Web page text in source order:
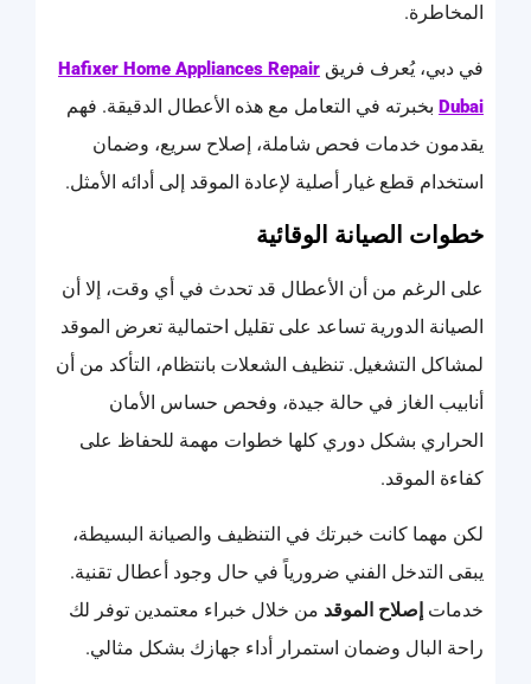
المخاطرة.
في دبي، يُعرف فريق Hafixer Home Appliances Repair
Dubai بخبرته في التعامل مع هذه الأعطال الدقيقة. فهم
يقدمون خدمات فحص شاملة، إصلاح سريع، وضمان
استخدام قطع غيار أصلية لإعادة الموقد إلى أدائه الأمثل.
خطوات الصيانة الوقائية
على الرغم من أن الأعطال قد تحدث في أي وقت، إلا أن
الصيانة الدورية تساعد على تقليل احتمالية تعرض الموقد
لمشاكل التشغيل. تنظيف الشعلات بانتظام، التأكد من أن
أنابيب الغاز في حالة جيدة، وفحص حساس الأمان
الحراري بشكل دوري كلها خطوات مهمة للحفاظ على
كفاءة الموقد.
لكن مهما كانت خبرتك في التنظيف والصيانة البسيطة،
يبقى التدخل الفني ضرورياً في حال وجود أعطال تقنية.
خدمات إصلاح الموقد من خلال خبراء معتمدين توفر لك
راحة البال وضمان استمرار أداء جهازك بشكل مثالي.